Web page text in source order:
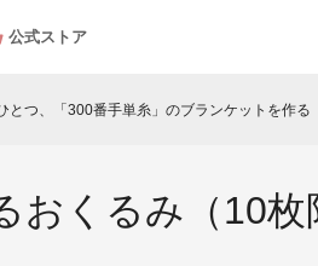
公式ストア
とつ、「300番手単糸」のブランケットを作る
おくるみ（10枚